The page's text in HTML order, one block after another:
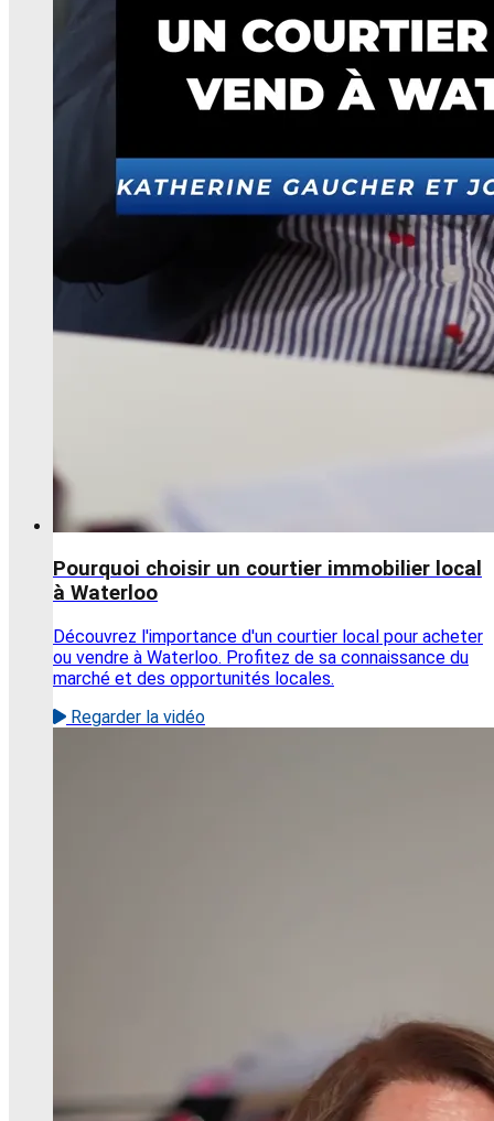
Pourquoi choisir un courtier immobilier local
à Waterloo
Découvrez l'importance d'un courtier local pour acheter
ou vendre à Waterloo. Profitez de sa connaissance du
marché et des opportunités locales.
Regarder la vidéo